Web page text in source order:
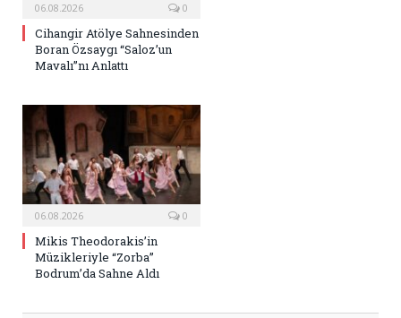
06.08.2026 0
Cihangir Atölye Sahnesinden
Boran Özsaygı “Saloz’un
Mavalı”nı Anlattı
06.08.2026 0
Mikis Theodorakis’in
Müzikleriyle “Zorba”
Bodrum’da Sahne Aldı